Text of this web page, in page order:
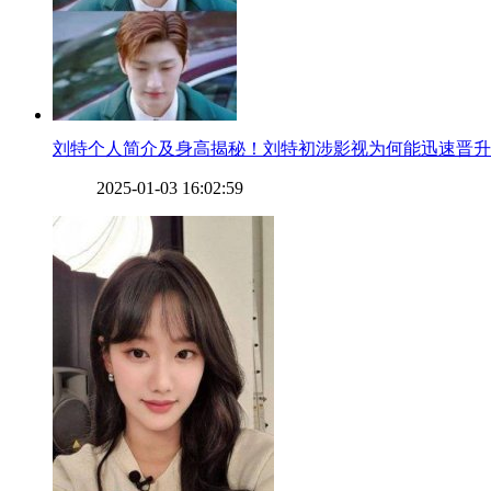
刘特个人简介及身高揭秘！刘特初涉影视为何能迅速晋
2025-01-03 16:02:59